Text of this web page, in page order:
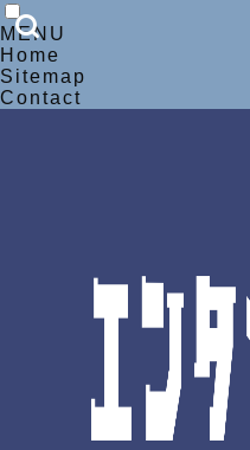
MENU
Home
Sitemap
Contact